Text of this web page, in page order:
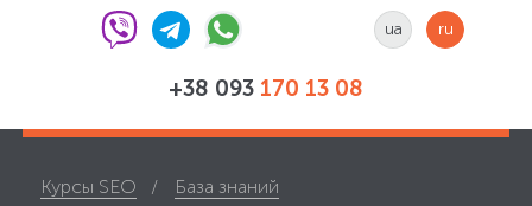
+38 093 170 13 08
ua ru
Курсы SEO
База знаний